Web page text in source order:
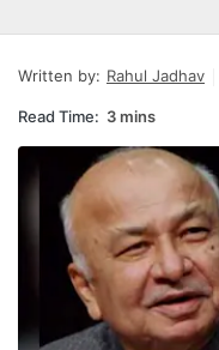
Written by: Rahul Jadhav
Read Time: 3 mins